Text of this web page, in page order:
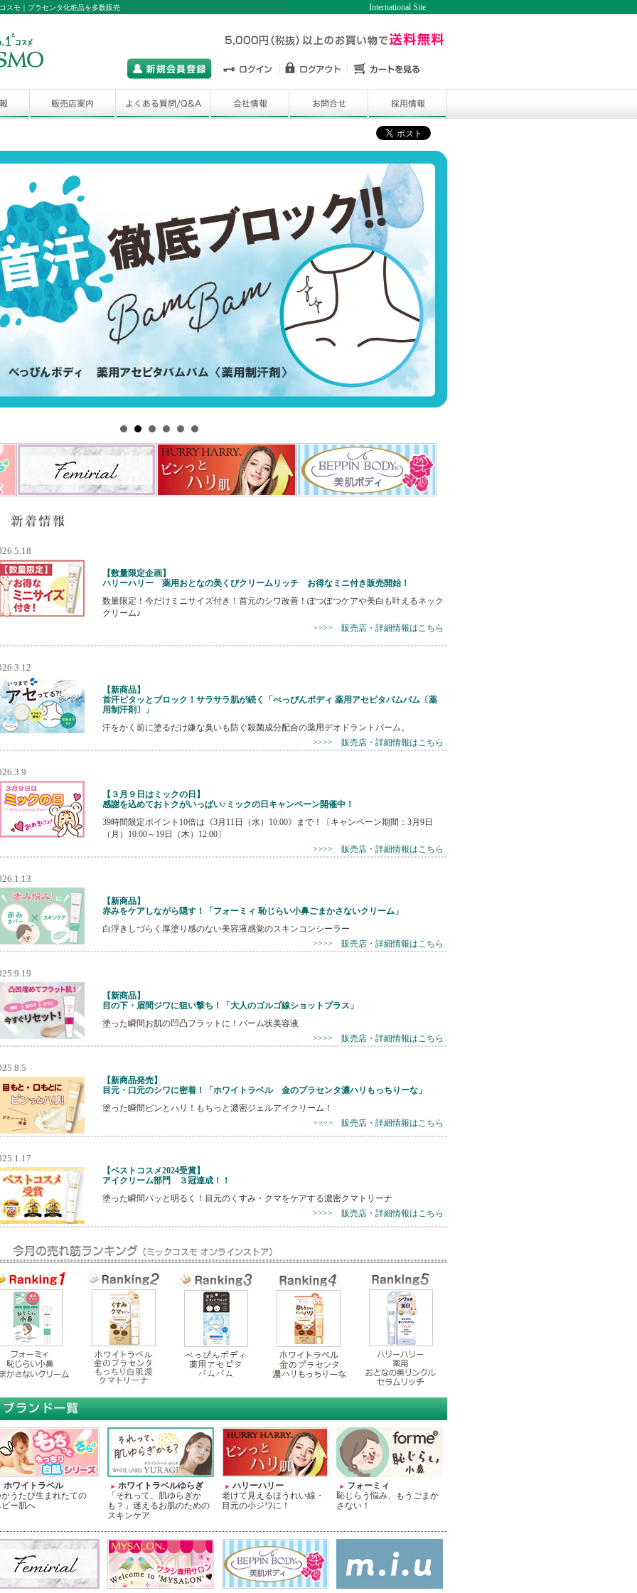
スモ｜プラセンタ化粧品を多数販売 International Site
【数量限定企画】
ハリーハリー 薬用おとなの美くびクリームリッチ お得なミニ付き販売開始！
数量限定！今だけミニサイズ付き！首元のシワ改善！ぽつぽつケアや美白も叶えるネック
クリーム♪
>>>> 販売店・詳細情報はこちら
【新商品】
首汗ピタッとブロック！サラサラ肌が続く「べっぴんボディ 薬用アセピタバムバム〔薬
用制汗剤〕」
汗をかく前に塗るだけ嫌な臭いも防ぐ殺菌成分配合の薬用デオドラントバーム。
>>>> 販売店・詳細情報はこちら
【３月９日はミックの日】
感謝を込めておトクがいっぱい♪ミックの日キャンペーン開催中！
39時間限定ポイント10倍は《3月11日（水）10:00》まで！〔キャンペーン期間：3月9日
（月）10:00～19日（木）12:00〕
>>>> 販売店・詳細情報はこちら
【新商品】
赤みをケアしながら隠す！「フォーミィ 恥じらい小鼻ごまかさないクリーム」
白浮きしづらく厚塗り感のない美容液感覚のスキンコンシーラー
>>>> 販売店・詳細情報はこちら
【新商品】
目の下・眉間ジワに狙い撃ち！「大人のゴルゴ線ショットプラス」
塗った瞬間お肌の凹凸フラットに！バーム状美容液
>>>> 販売店・詳細情報はこちら
【新商品発売】
目元・口元のシワに密着！「ホワイトラベル 金のプラセンタ濃ハリもっちりーな」
塗った瞬間ピンとハリ！もちっと濃密ジェルアイクリーム！
>>>> 販売店・詳細情報はこちら
【ベストコスメ2024受賞】
アイクリーム部門 ３冠達成！！
塗った瞬間パッと明るく！目元のくすみ・クマをケアする濃密クマトリーナ
>>>> 販売店・詳細情報はこちら
ホワイトラベル
うたび生まれたての
ー肌へ
ホワイトラベルゆらぎ
「それって、肌ゆらぎか
も？」迷えるお肌のための
スキンケア
ハリーハリー
老けて見えるほうれい線・
目元の小ジワに！
フォーミィ
恥じらう悩み、もうごまか
さない！